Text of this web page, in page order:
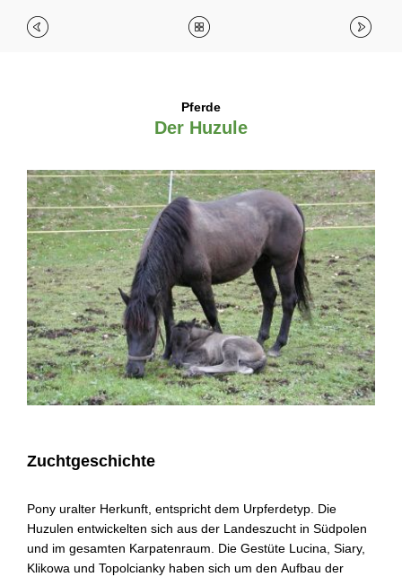
Pferde
Der Huzule
Zuchtgeschichte
Pony uralter Herkunft, entspricht dem Urpferdetyp. Die
Huzulen entwickelten sich aus der Landeszucht in Südpolen
und im gesamten Karpatenraum. Die Gestüte Lucina, Siary,
Klikowa und Topolcianky haben sich um den Aufbau der